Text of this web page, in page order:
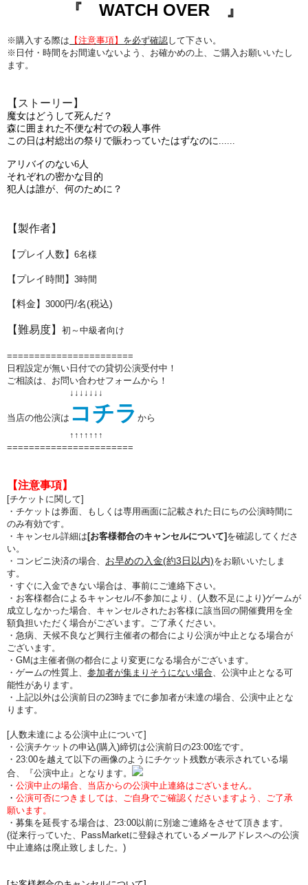
『 WATCH OVER 』
※購入する際は 【注意事項】 を必ず確認して下さい。
※日付・時間をお間違いないよう、 お確かめの上、ご購入お願いいたし
ます。
【ストーリー】
魔女はどうして死んだ？
森に囲まれた不便な村での殺人事件
この日は村総出の祭りで賑わっていたはずなのに ......
アリバイのない6 人
それぞれの密かな目的
犯人は誰が、何のために？
【製作者】
【プレイ人数】 6名様
【プレイ時間】 3時間
【料金】 3000円/名(税込)
【難易度】 初～中級者向け
=======================
日程設定が無い日付での貸切公演受付中！
ご相談は、お問い合わせフォームから！
↓↓↓↓↓↓↓
当店の他公演は コチラ から
↑↑ ↑↑ ↑↑ ↑
=======================
【注意事項】
[チケットに関して]
・チケットは券面、もしくは専用画面に記載された日にちの公演時間に
のみ有効です。
・キャンセル詳細は [お客様都合のキャンセルについて] を確認してくださ
い。
・コンビニ決済の場合、 お早めの入金(約3日以内)をお願いいたしま
す。
・すぐに入金できない場合は、事前にご連絡下さい。
・お客様都合によるキャンセル/不参加により、(人数不足により)ゲームが
成立しなかった場合、キャンセルされたお客様に該当回の開催費用を全
額負担いただく場合がございます。ご了承ください。
・急病、天候不良など興行主催者の都合により公演が中止となる場合が
ございます。
・GMは主催者側の都合により変更になる場合がございます。
・ゲームの性質上、 参加者が集まりそうにない場合、公演中止となる可
能性があります。
・上記以外は公演前日の23時までに参加者が未達の場合、公演中止とな
ります。
[人数未達による公演中止について]
・公演チケットの申込(購入)締切は公演前日の23:00迄です。
・23:00を越えて以下の画像のようにチケット残数が表示されている場
合、『公演中止』となります。
・ 公演中止の場合、当店からの公演中止連絡はございません。
・ 公演可否につきましては、ご自身でご確認くださいますよう、ご了承
願います。
・募集を延長する場合は、23:00以前に別途ご連絡をさせて頂きます。
(従来行っていた、PassMarketに登録されているメールアドレスへの公演
中止連絡は廃止致しました。)